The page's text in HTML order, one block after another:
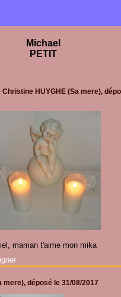
Michael
PETIT
Christine HUYGHE (Sa mere),
maman t'aime mon mika
mere), déposé le 31/08/2017